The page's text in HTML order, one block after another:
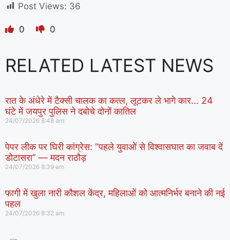
Post Views: 36
0 0
RELATED LATEST NEWS
रात के अंधेरे में टैक्सी चालक का कत्ल, लूटकर ले भागे कार… 24
घंटे में जयपुर पुलिस ने दबोचे दोनों कातिल
24/07/2026 8:48 am
पेपर लीक पर घिरी कांग्रेस: “पहले युवाओं से विश्वासघात का जवाब दें
डोटासरा” — मदन राठौड़
24/07/2026 8:39 am
फागी में खुला नारी कौशल केंद्र, महिलाओं को आत्मनिर्भर बनाने की नई
पहल
24/07/2026 8:32 am